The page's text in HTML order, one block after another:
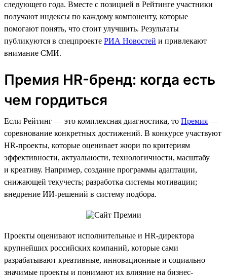
следующего года. Вместе с позицией в Рейтинге участники
получают индексы по каждому компоненту, которые
помогают понять, что стоит улучшить. Результаты
публикуются в спецпроекте РИА Новостей и привлекают
внимание СМИ.
Премия HR-бренд: когда есть
чем гордиться
Если Рейтинг — это комплексная диагностика, то Премия —
соревнование конкретных достижений. В конкурсе участвуют
HR-проекты, которые оценивает жюри по критериям
эффективности, актуальности, технологичности, масштабу
и креативу. Например, создание программы адаптации,
снижающей текучесть; разработка системы мотивации;
внедрение ИИ-решений в систему подбора.
Проекты оценивают исполнительные и HR-директора
крупнейших российских компаний, которые сами
разрабатывают креативные, инновационные и социально
значимые проекты и понимают их влияние на бизнес-